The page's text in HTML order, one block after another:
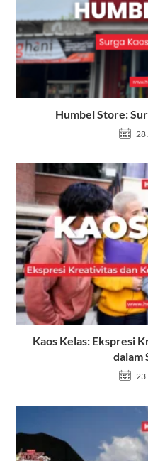
Humbel Store:
28
Kaos Kelas: Ekspresi
dalam
23